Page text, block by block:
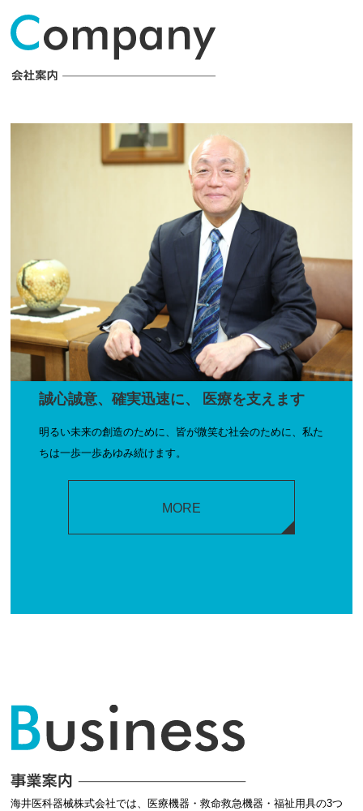
2025.04.15 お知らせのタイトル
2025.04.15 お知らせのタイトル
2025.04.15 お知らせのタイトル
誠心誠意、確実迅速に、 医療を支えます
明るい未来の創造のために、皆が微笑む社会のために、私た
ちは一歩一歩あゆみ続けます。
MORE
海井医科器械株式会社では、医療機器・救命救急機器・福祉用具の3つ